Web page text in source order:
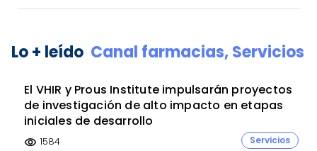
Lo + leído Canal farmacias,Servicios
El VHIR y Prous Institute impulsarán proyectos
de investigación de alto impacto en etapas
iniciales de desarrollo
visibility 1584 Servicios